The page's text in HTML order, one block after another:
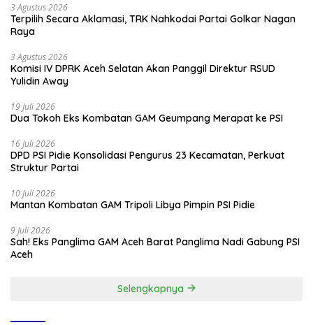
3 Agustus 2026
Terpilih Secara Aklamasi, TRK Nahkodai Partai Golkar Nagan
Raya
3 Agustus 2026
Komisi IV DPRK Aceh Selatan Akan Panggil Direktur RSUD
Yulidin Away
19 Juli 2026
Dua Tokoh Eks Kombatan GAM Geumpang Merapat ke PSI
16 Juli 2026
DPD PSI Pidie Konsolidasi Pengurus 23 Kecamatan, Perkuat
Struktur Partai
10 Juli 2026
Mantan Kombatan GAM Tripoli Libya Pimpin PSI Pidie
9 Juli 2026
Sah! Eks Panglima GAM Aceh Barat Panglima Nadi Gabung PSI
Aceh
Selengkapnya